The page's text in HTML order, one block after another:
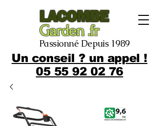
LACOMBE
Garden .fr
Passionné Depuis 1989
Un conseil ? un appel !
05 55 92 02 76